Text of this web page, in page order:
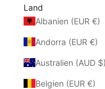
Land
Albanien (EUR €)
Andorra (EUR €)
Australien (AUD $)
Belgien (EUR €)